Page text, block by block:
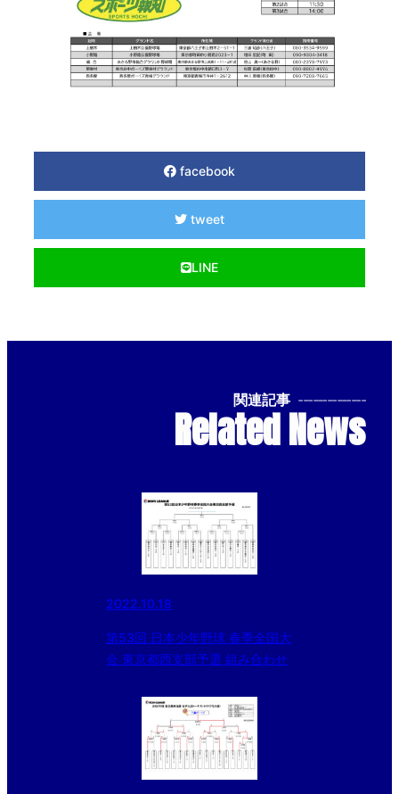
facebook
tweet
LINE
関連記事 --------------
Related News
2022.10.18
第53回 日本少年野球 春季全国大
会 東京都西支部予選 組み合わせ